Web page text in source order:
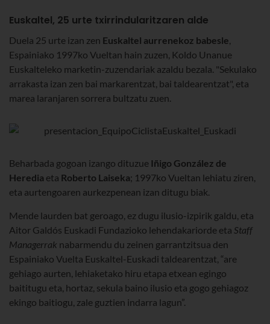
Euskaltel, 25 urte txirrindularitzaren alde
Duela 25 urte izan zen Euskaltel aurrenekoz babesle,
Espainiako 1997ko Vueltan hain zuzen, Koldo Unanue
Euskalteleko marketin-zuzendariak azaldu bezala. "Sekulako
arrakasta izan zen bai markarentzat, bai taldearentzat", eta
marea laranjaren sorrera bultzatu zuen.
Beharbada gogoan izango dituzue Iñigo González de
Heredia eta Roberto Laiseka; 1997ko Vueltan lehiatu ziren,
eta aurtengoaren aurkezpenean izan ditugu biak.
Mende laurden bat geroago, ez dugu ilusio-izpirik galdu, eta
Aitor Galdós Euskadi Fundazioko lehendakariorde eta Staff
Managerrak nabarmendu du zeinen garrantzitsua den
Espainiako Vuelta Euskaltel-Euskadi taldearentzat, “are
gehiago aurten, lehiaketako hiru etapa etxean egingo
baititugu eta, hortaz, sekula baino ilusio eta gogo gehiagoz
ekingo baitiogu, zale guztien indarra lagun”.